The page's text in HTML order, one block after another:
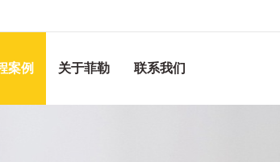
案例 关于菲勒 联系我们